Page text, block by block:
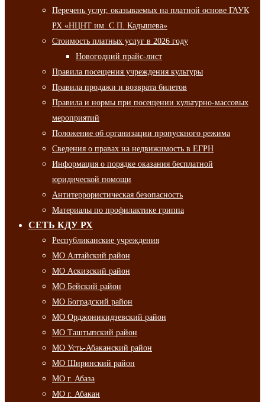
Перечень услуг, оказываемых на платной основе ГАУК
РХ «НЦНТ им. С.П. Кадышева»
Стоимость платных услуг в 2026 году
Новогодний прайс-лист
Правила посещения учреждения культуры
Правила продажи и возврата билетов
Правила и нормы при посещении культурно-массовых
мероприятий
Положение об организации пропускного режима
Сведения о правах на недвижимость в ЕГРН
Информация о порядке оказания бесплатной
юридической помощи
Антитеррористическая безопасность
Материалы по профилактике гриппа
СЕТЬ КДУ РХ
Республиканские учреждения
МО Алтайский район
МО Аскизский район
МО Бейский район
МО Боградский район
МО Орджоникидзевский район
МО Таштыпский район
МО Усть-Абаканский район
МО Ширинский район
МО г. Абаза
МО г. Абакан